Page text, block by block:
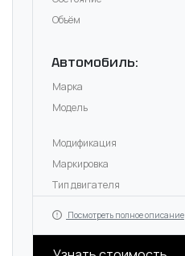
Объём
Автомобиль:
Марка
Модель
Модификация
Маркировка
Тип двигателя
Посмотреть полное описание